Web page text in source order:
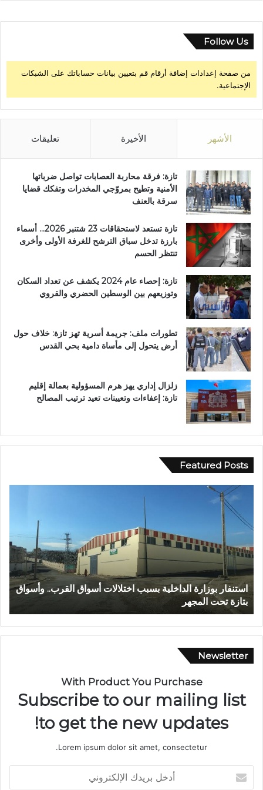
Follow Us
من صفحة إعدادات إضافة أرقام قم بتعيين بيانات حساباتك على الشبكات
الإجتماعية.
الأشهر الأخيرة تعليقات
تازة: فرقة محاربة العصابات تواصل ضرباتها
الأمنية وتطيح بمروّجي المخدرات وتفكك قضايا
سرقة بالعنف
تازة تستعد لاستحقاقات 23 شتنبر 2026… أسماء
بارزة تدخل سباق الترشح للغرفة الأولى وأخرى
تنتظر الحسم
تازة: إحصاء عام 2024 يكشف عن تعداد السكان
وتوزيعهم بين الوسطين الحضري والقروي
تطورات ملف: جريمة أسرية تهز تازة: خلاف حول
أرض يتحول إلى مأساة دامية بحي القدس
زلزال إداري يهز هرم المسؤولية بعمالة إقليم
تازة: إعفاءات وتعيينات تعيد ترتيب المصالح
Featured Posts
وأسواق
ع
ب
د
ا
ل
ل
ه
ا
ل
ش
ا
و
ي
.
.
ة
ر
عبد الله الشاوي.. مسيرة نصف قرن في خدمة الإدارة
تتوج بوسام الاستحقاق الوطني
Newsletter
With Product You Purchase
Subscribe to our mailing list
to get the new updates!
Lorem ipsum dolor sit amet, consectetur.